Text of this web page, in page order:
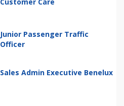
Junior Passenger Traffic
Officer
Sales Admin Executive Benelux